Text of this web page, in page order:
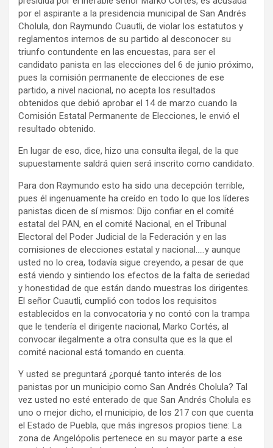
por el aspirante a la presidencia municipal de San Andrés
Cholula, don Raymundo Cuautli, de violar los estatutos y
reglamentos internos de su partido al desconocer su
triunfo contundente en las encuestas, para ser el
candidato panista en las elecciones del 6 de junio próximo,
pues la comisión permanente de elecciones de ese
partido, a nivel nacional, no acepta los resultados
obtenidos que debió aprobar el 14 de marzo cuando la
Comisión Estatal Permanente de Elecciones, le envió el
resultado obtenido.
En lugar de eso, dice, hizo una consulta ilegal, de la que
supuestamente saldrá quien será inscrito como candidato.
Para don Raymundo esto ha sido una decepción terrible,
pues él ingenuamente ha creído en todo lo que los líderes
panistas dicen de sí mismos: Dijo confiar en el comité
estatal del PAN, en el comité Nacional, en el Tribunal
Electoral del Poder Judicial de la Federación y en las
comisiones de elecciones estatal y nacional…..y aunque
usted no lo crea, todavía sigue creyendo, a pesar de que
está viendo y sintiendo los efectos de la falta de seriedad
y honestidad de que están dando muestras los dirigentes.
El señor Cuautli, cumplió con todos los requisitos
establecidos en la convocatoria y no contó con la trampa
que le tendería el dirigente nacional, Marko Cortés, al
convocar ilegalmente a otra consulta que es la que el
comité nacional está tomando en cuenta.
Y usted se preguntará ¿porqué tanto interés de los
panistas por un municipio como San Andrés Cholula? Tal
vez usted no esté enterado de que San Andrés Cholula es
uno o mejor dicho, el municipio, de los 217 con que cuenta
el Estado de Puebla, que más ingresos propios tiene: La
zona de Angelópolis pertenece en su mayor parte a ese